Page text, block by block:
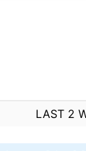
LAST 2